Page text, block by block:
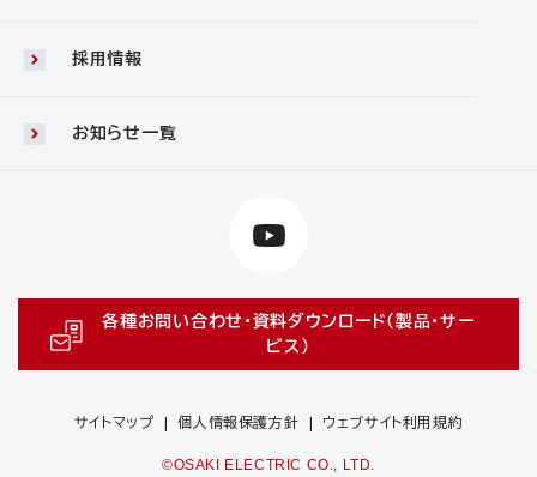
採用情報
お知らせ一覧
各種お問い合わせ・資料ダウンロード（製品・サー
ビス）
サイトマップ 個人情報保護方針 ウェブサイト利用規約
©OSAKI ELECTRIC CO., LTD.